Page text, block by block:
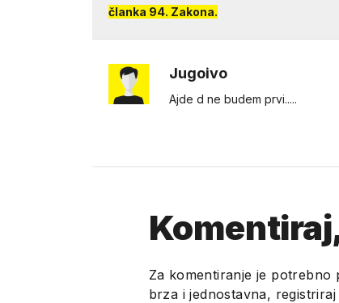
članka 94. Zakona.
Jugoivo
Ajde d ne budem prvi.....
Za komentiranje je potrebno
brza i jednostavna,